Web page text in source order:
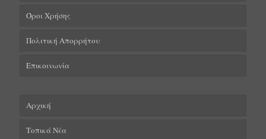
Όροι Χρήσης
Πολιτική Απορρήτου
Επικοινωνία
Αρχική
Τοπικά Νέα